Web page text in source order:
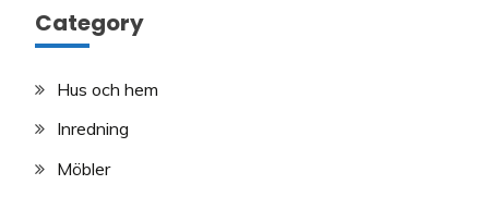
Category
Hus och hem
Inredning
Möbler